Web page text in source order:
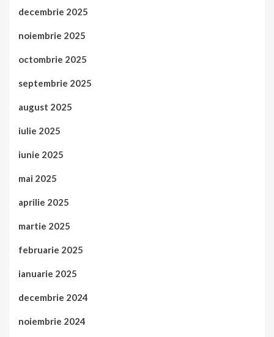
decembrie 2025
noiembrie 2025
octombrie 2025
septembrie 2025
august 2025
iulie 2025
iunie 2025
mai 2025
aprilie 2025
martie 2025
februarie 2025
ianuarie 2025
decembrie 2024
noiembrie 2024